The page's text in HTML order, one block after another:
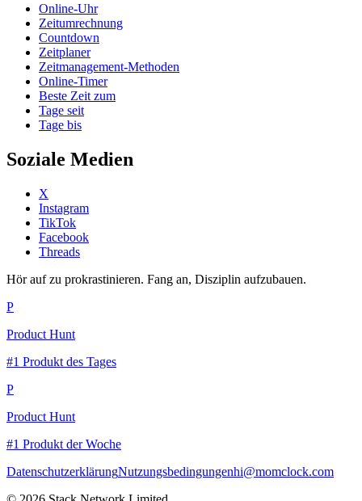
Online-Uhr
Zeitumrechnung
Countdown
Zeitplaner
Zeitmanagement-Methoden
Online-Timer
Beste Zeit zum
Tage seit
Tage bis
Soziale Medien
X
Instagram
TikTok
Facebook
Threads
Hör auf zu prokrastinieren. Fang an, Disziplin aufzubauen.
P
Product Hunt
#1 Produkt des Tages
P
Product Hunt
#1 Produkt der Woche
DatenschutzerklärungNutzungsbedingungenhi@momclock.com